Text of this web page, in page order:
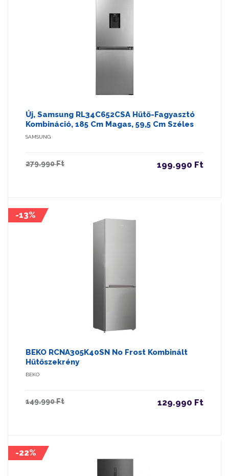
Új, Samsung RL34C652CSA Hűtő-Fagyasztó
Kombináció, 185 Cm Magas, 59,5 Cm Széles
SAMSUNG
279.990 Ft 199.990 Ft
-13%
BEKO RCNA305K40SN No Frost Kombinált
Hűtőszekrény
BEKO
149.990 Ft 129.990 Ft
-22%